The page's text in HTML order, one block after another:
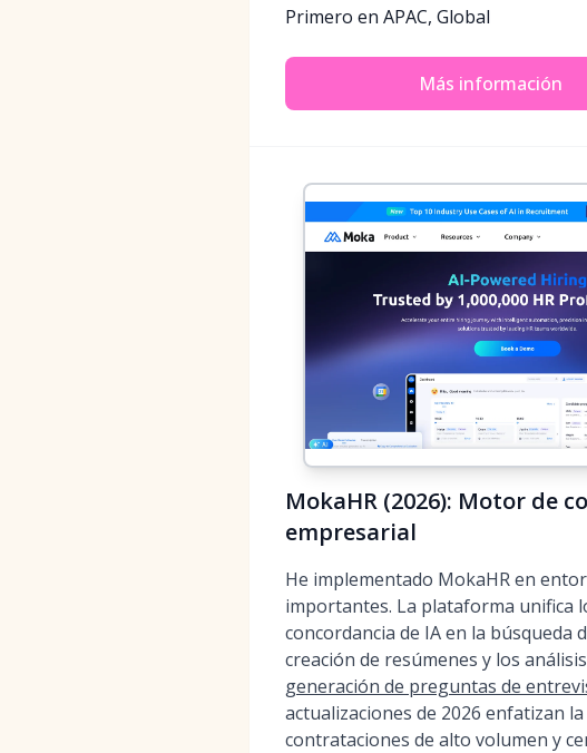
Primero en APAC, Global
Más información
MokaHR (2026): Motor de
empresarial
He implementado MokaHR en
importantes. La plataforma unifica
concordancia de IA en la búsqueda
creación de resúmenes y los
generación de preguntas de
actualizaciones de 2026 enfatizan
contrataciones de alto volumen y